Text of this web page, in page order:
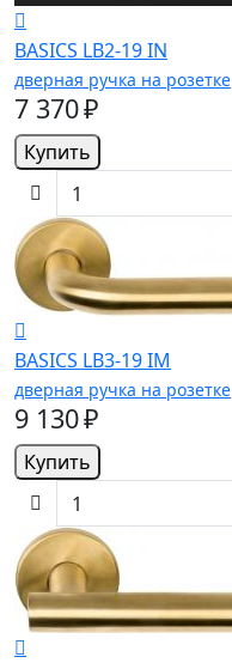
BASICS LB2-19 IN
дверная ручка на розетке
7 370 ₽
Купить
BASICS LB3-19 IM
дверная ручка на розетке
9 130 ₽
Купить